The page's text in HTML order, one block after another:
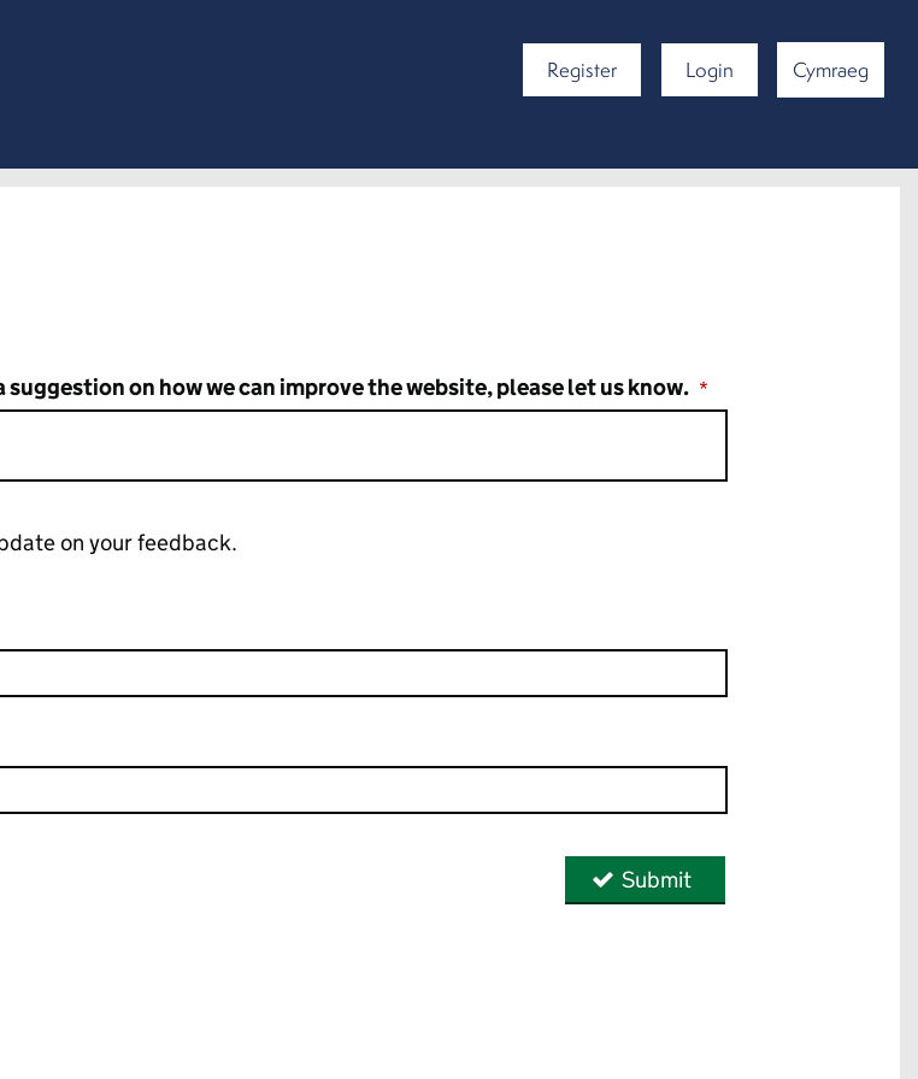
Register Login Cymraeg